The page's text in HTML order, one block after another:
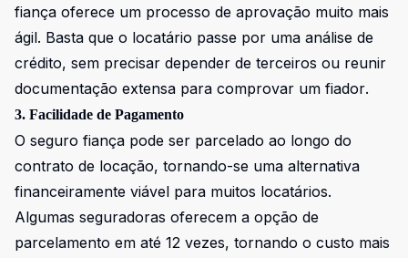
fiança oferece um processo de aprovação muito mais
ágil. Basta que o locatário passe por uma análise de
crédito, sem precisar depender de terceiros ou reunir
documentação extensa para comprovar um fiador.
3. Facilidade de Pagamento
O seguro fiança pode ser parcelado ao longo do
contrato de locação, tornando-se uma alternativa
financeiramente viável para muitos locatários.
Algumas seguradoras oferecem a opção de
parcelamento em até 12 vezes, tornando o custo mais